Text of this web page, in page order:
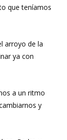
que teníamos
arroyo de la
ya con
a un ritmo
y